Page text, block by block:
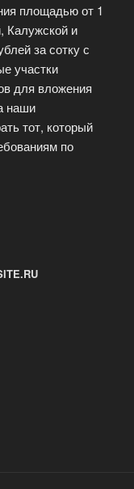
площадью от 1
Калужской и
за сотку с
участки
для вложения
наши
тот, который
по